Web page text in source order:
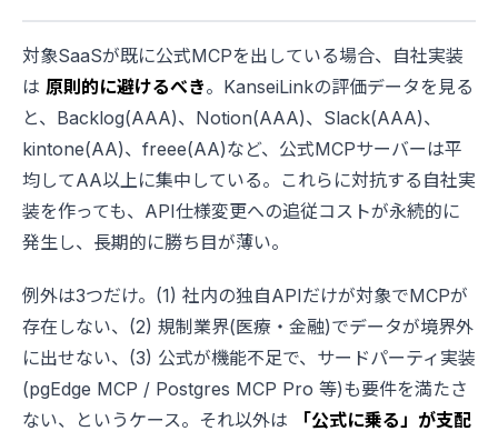
対象SaaSが既に公式MCPを出している場合、自社実装
は 原則的に避けるべき。KanseiLinkの評価データを見る
と、Backlog(AAA)、Notion(AAA)、Slack(AAA)、
kintone(AA)、freee(AA)など、公式MCPサーバーは平
均してAA以上に集中している。これらに対抗する自社実
装を作っても、API仕様変更への追従コストが永続的に
発生し、長期的に勝ち目が薄い。
例外は3つだけ。(1) 社内の独自APIだけが対象でMCPが
存在しない、(2) 規制業界(医療・金融)でデータが境界外
に出せない、(3) 公式が機能不足で、サードパーティ実装
(pgEdge MCP / Postgres MCP Pro 等)も要件を満たさ
ない、というケース。それ以外は
「公式に乗る」が支配